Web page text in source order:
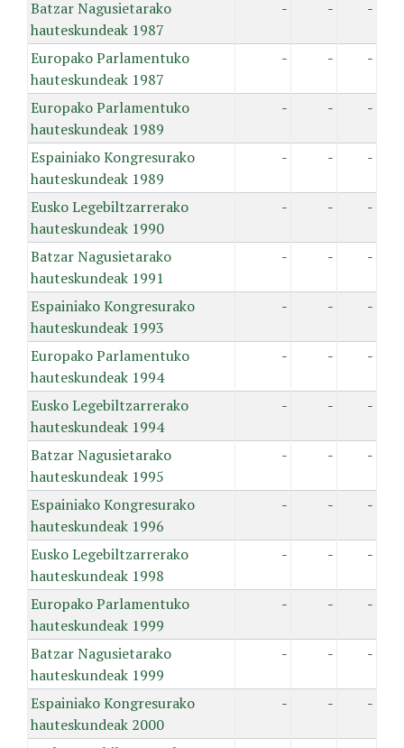
Batzar Nagusietarako
hauteskundeak 1987
- - -
Europako Parlamentuko
hauteskundeak 1987
- - -
Europako Parlamentuko
hauteskundeak 1989
- - -
Espainiako Kongresurako
hauteskundeak 1989
- - -
Eusko Legebiltzarrerako
hauteskundeak 1990
- - -
Batzar Nagusietarako
hauteskundeak 1991
- - -
Espainiako Kongresurako
hauteskundeak 1993
- - -
Europako Parlamentuko
hauteskundeak 1994
- - -
Eusko Legebiltzarrerako
hauteskundeak 1994
- - -
Batzar Nagusietarako
hauteskundeak 1995
- - -
Espainiako Kongresurako
hauteskundeak 1996
- - -
Eusko Legebiltzarrerako
hauteskundeak 1998
- - -
Europako Parlamentuko
hauteskundeak 1999
- - -
Batzar Nagusietarako
hauteskundeak 1999
- - -
Espainiako Kongresurako
hauteskundeak 2000
- - -